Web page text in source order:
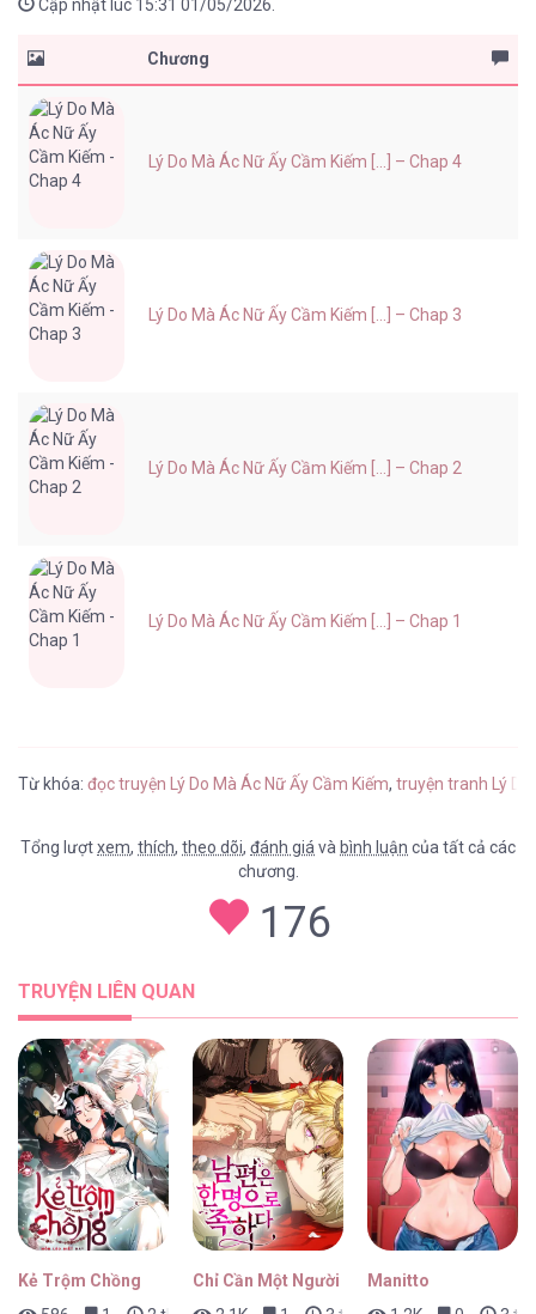
Cập nhật lúc 15:31 01/05/2026.
Chương
Lý Do Mà Ác Nữ Ấy Cầm Kiếm [...] – Chap 4
Lý Do Mà Ác Nữ Ấy Cầm Kiếm [...] – Chap 3
Lý Do Mà Ác Nữ Ấy Cầm Kiếm [...] – Chap 2
Lý Do Mà Ác Nữ Ấy Cầm Kiếm [...] – Chap 1
Từ khóa: đọc truyện Lý Do Mà Ác Nữ Ấy Cầm Kiếm, truyện tranh Lý
Tổng lượtxem, thích, theo dõi, đánh giávà bình luận của tất cả các
chương.
176
TRUYỆN LIÊN QUAN
Kẻ Trộm Chồng
Chỉ Cần Một Người Chồng Là Đủ
Manitto